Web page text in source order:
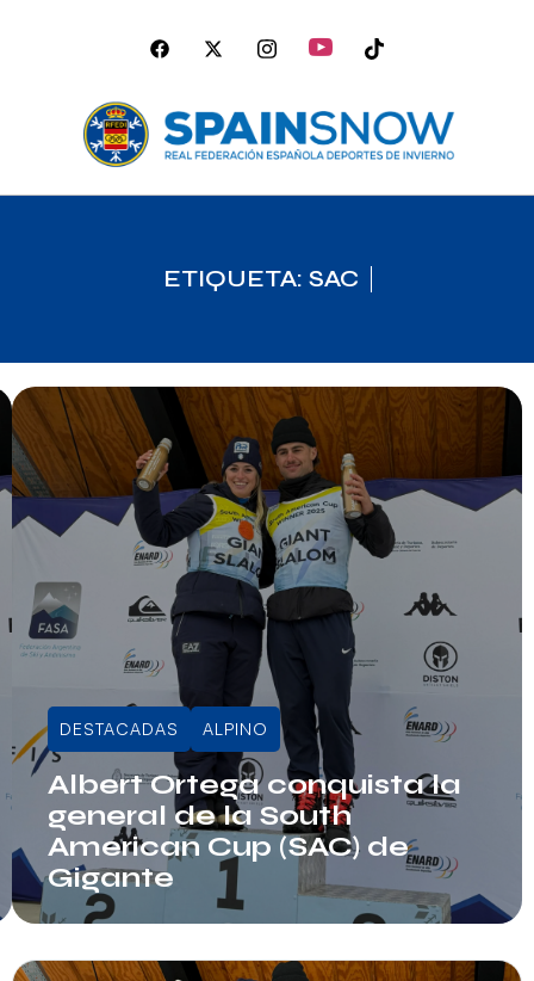
ETIQUETA: SAC
DESTACADAS ALPINO
Albert Ortega conquista la
general de la South
American Cup (SAC) de
Gigante
Info RFEDI